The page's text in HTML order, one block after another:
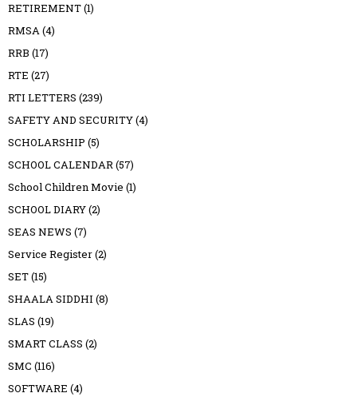
RETIREMENT(1)
RMSA(4)
RRB (17)
RTE (27)
RTI LETTERS (239)
SAFETY AND SECURITY(4)
SCHOLARSHIP (5)
SCHOOL CALENDAR(57)
School Children Movie (1)
SCHOOL DIARY(2)
SEAS NEWS (7)
Service Register(2)
SET(15)
SHAALA SIDDHI (8)
SLAS (19)
SMART CLASS (2)
SMC (116)
SOFTWARE (4)